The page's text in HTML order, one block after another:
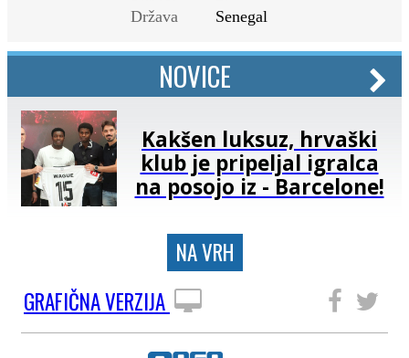
Država
Senegal
NOVICE
Kakšen luksuz, hrvaški
klub je pripeljal igralca
na posojo iz - Barcelone!
NA VRH
GRAFIČNA VERZIJA